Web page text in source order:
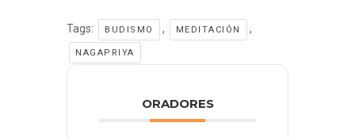
Tags: BUDISMO , MEDITACIÓN ,
NAGAPRIYA
ORADORES